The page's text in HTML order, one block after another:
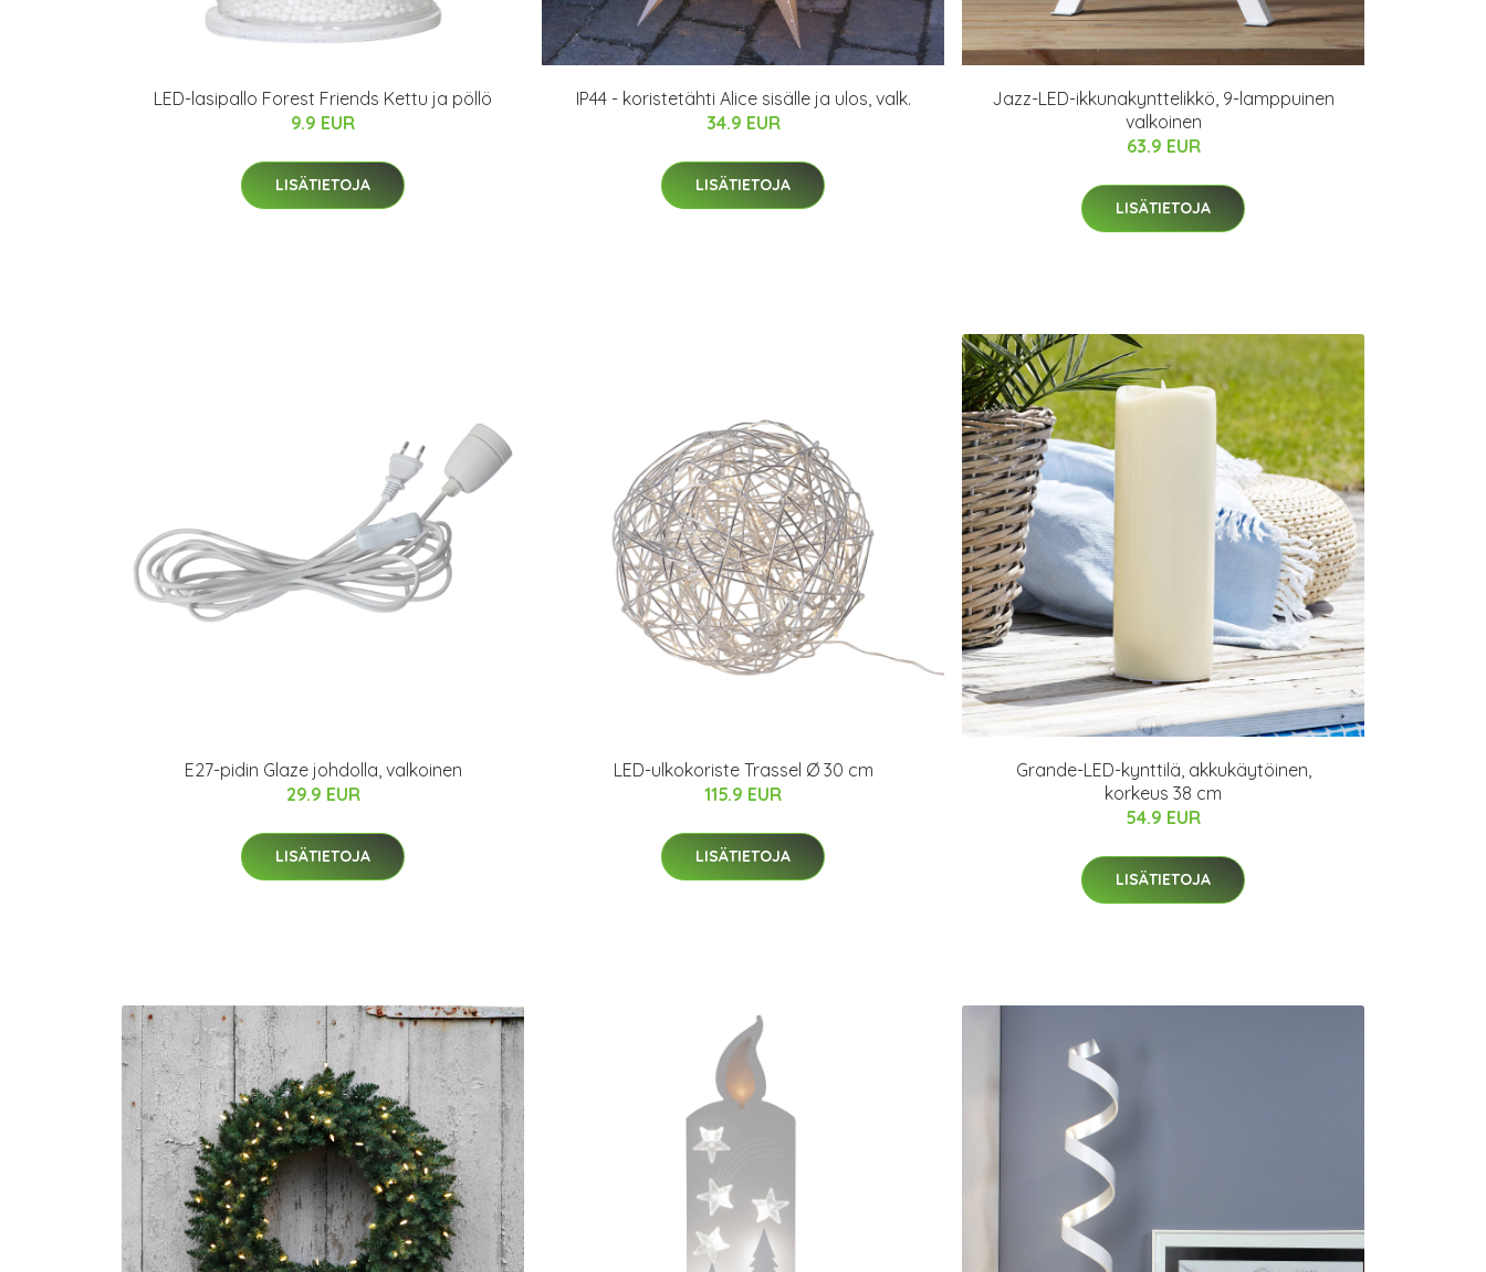
LED-lasipallo Forest Friends Kettu ja pöllö
9.9 EUR
LISÄTIETOJA
IP44 - koristetähti Alice sisälle ja ulos, valk.
34.9 EUR
LISÄTIETOJA
Jazz-LED-ikkunakynttelikkö, 9-lamppuinen
valkoinen
63.9 EUR
LISÄTIETOJA
E27-pidin Glaze johdolla, valkoinen
29.9 EUR
LISÄTIETOJA
LED-ulkokoriste Trassel Ø 30 cm
115.9 EUR
LISÄTIETOJA
Grande-LED-kynttilä, akkukäytöinen,
korkeus 38 cm
54.9 EUR
LISÄTIETOJA